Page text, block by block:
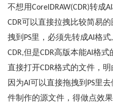
不想用CorelDRAW(CDR)转成
CDR可以直接拉拽比较简易
拽到PS里，必须先转成AI格
CDR,但是CDR高版本能AI格
直接打开CDR格式的文件，
因为AI可以直接拖拽到PS里
件制作的源文件，得做点效